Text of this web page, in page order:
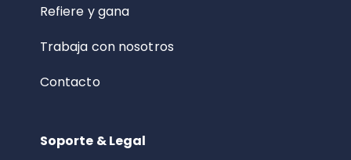
Refiere y gana
Trabaja con nosotros
Contacto
Soporte & Legal